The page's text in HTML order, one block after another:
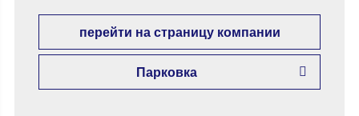
перейти на страницу компании
Парковка